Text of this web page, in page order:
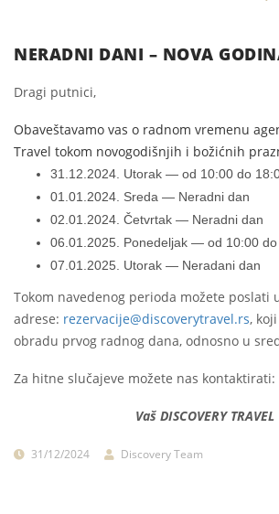
NERADNI DANI – NOVA
Dragi putnici,
Obaveštavamo vas o radnom vremenu
Travel tokom novogodišnjih i božićnih
31.12.2024. Utorak — od 10:00 do
01.01.2024. Sreda — Neradni dan
02.01.2024. Četvrtak — Neradni dan
06.01.2025. Ponedeljak — od 10:00 do
07.01.2025. Utorak — Neradani dan
Tokom navedenog perioda možete poslati
adrese: rezervacije@discoverytravel.rs,
obradu prvog radnog dana, odnosno u
Za hitne slučajeve možete nas kontaktirati:
Vaš DISCOVERY TRAVEL
31/12/2024 Discovery Team